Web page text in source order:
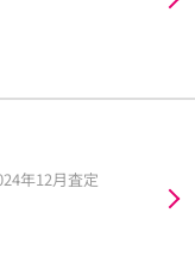
年12月査定